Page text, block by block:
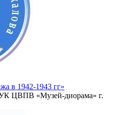
в 1942-1943 гг»
ЦВПВ «Музей-диорама» г.